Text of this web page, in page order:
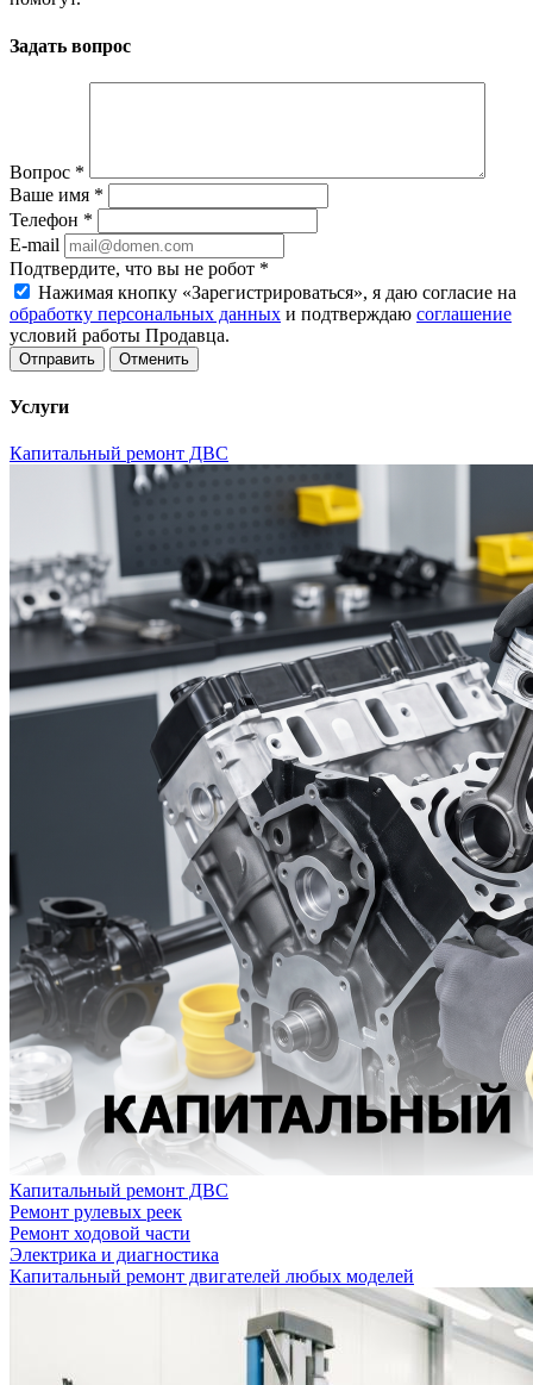
Задать вопрос
Вопрос *
Ваше имя *
Телефон *
E-mail
Подтвердите, что вы не робот *
Нажимая кнопку «Зарегистрироваться», я даю согласие на
обработку персональных данных и подтверждаю соглашение
условий работы Продавца.
Отменить
Услуги
Капитальный ремонт ДВС
Капитальный ремонт ДВС
Ремонт рулевых реек
Ремонт ходовой части
Электрика и диагностика
Капитальный ремонт двигателей любых моделей